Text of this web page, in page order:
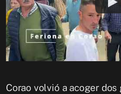
Corao volvió a acoger